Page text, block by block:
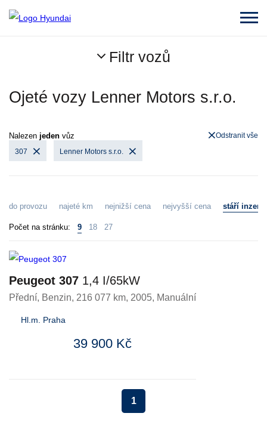
Filtr vozů
Ojeté vozy Lenner Motors s.r.o.
Nalezen jeden vůz
307 Lenner Motors s.r.o.
Odstranit vše
do provozu najeté km nejnižší cena nejvyšší cena stáří
Počet na stránku: 9 18 27
Peugeot 307 1,4 I/65kW
Přední, Benzin, 216 077 km, 2005, Manuální
Hl.m. Praha
39 900 Kč
1